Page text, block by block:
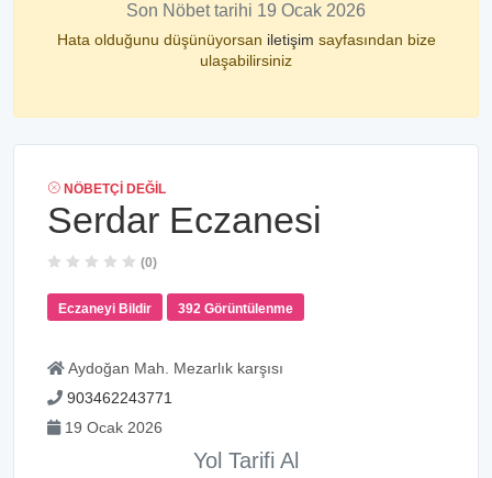
Son Nöbet tarihi 19 Ocak 2026
Hata olduğunu düşünüyorsan iletişim sayfasından bize
ulaşabilirsiniz
NÖBETÇI DEĞIL
Serdar Eczanesi
(0)
Eczaneyi Bildir 392 Görüntülenme
Aydoğan Mah. Mezarlık karşısı
903462243771
19 Ocak 2026
Yol Tarifi Al